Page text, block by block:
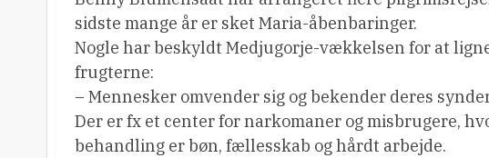
sidste mange år er sket Maria-åbenbaringer.
Nogle har beskyldt Medjugorje-vækkelsen for at
frugterne:
– Mennesker omvender sig og bekender deres
Der er fx et center for narkomaner og misbrugere,
behandling er bøn, fællesskab og hårdt arbejde.